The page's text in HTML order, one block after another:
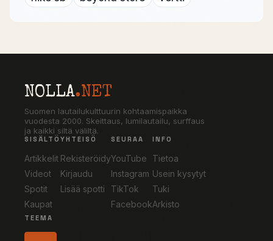
NOLLA.NET
Suomen lautailukulttuurin kohtaamispaikka
vuodesta 2000. Skeittaus, lumilautailu, surffaus
ja kaikki siltä väliltä.
SISÄLTÖ
Artikkelit
Videot
Spotit
Kaupat
YHTEISÖ
Rekisteröidy
Kirjaudu
Lisää spotti
SEURAA
YouTube
Instagram
TikTok
Facebook
INFO
Tietoa
Usein kysytyt
Tuki
Arkisto
TEEMA